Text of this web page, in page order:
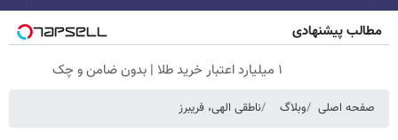
مطالب پیشنهادی
۱ میلیارد اعتبار خرید طلا | بدون ضامن و چک
صفحه اصلی وبلاگ ناطقی الهی، فریبرز